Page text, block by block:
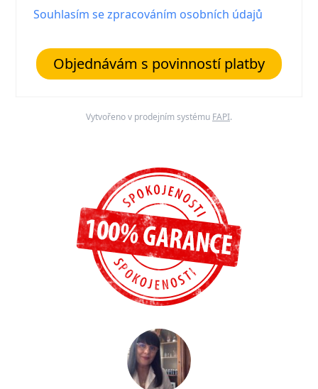
Souhlasím se zpracováním osobních údajů
Objednávám s povinností platby
Vytvořeno v prodejním systému FAPI.